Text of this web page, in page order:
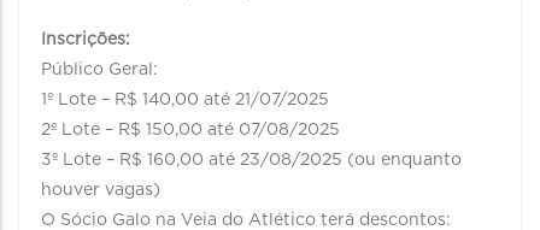
Inscrições:
Público Geral:
1º Lote – R$ 140,00 até 21/07/2025
2º Lote – R$ 150,00 até 07/08/2025
3º Lote – R$ 160,00 até 23/08/2025 (ou enquanto
houver vagas)
O Sócio Galo na Veia do Atlético terá descontos: